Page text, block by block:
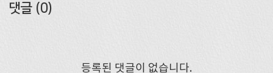
댓글 (0)
등록된 댓글이 없습니다.